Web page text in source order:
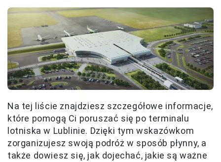
Na tej liście znajdziesz szczegółowe informacje,
które pomogą Ci poruszać się po terminalu
lotniska w Lublinie. Dzięki tym wskazówkom
zorganizujesz swoją podróż w sposób płynny, a
także dowiesz się, jak dojechać, jakie są ważne